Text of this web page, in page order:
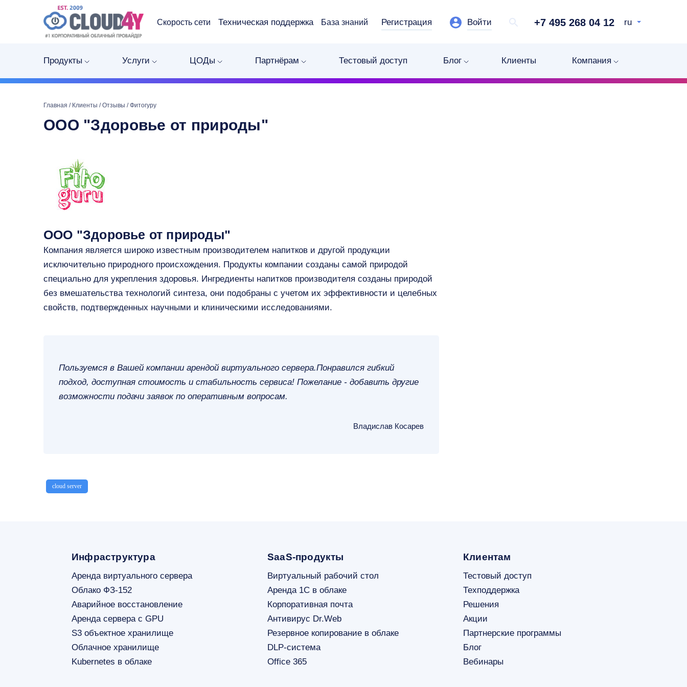
Скорость сети Техническая поддержка База знаний Регистрация Войти +7 495 268 04 12 ru
Продукты Услуги ЦОДы Партнёрам Тестовый доступ Блог Клиенты Компания
Главная / Клиенты /Отзывы /Фитогуру
ООО "Здоровье от природы"
ООО "Здоровье от природы"
Компания является широко известным производителем напитков и другой продукции
исключительно природного происхождения. Продукты компании созданы самой природой
специально для укрепления здоровья. Ингредиенты напитков производителя созданы природой
без вмешательства технологий синтеза, они подобраны с учетом их эффективности и целебных
свойств, подтвержденных научными и клиническими исследованиями.
Пользуемся в Вашей компании арендой виртуального сервера.Понравился гибкий
подход, доступная стоимость и стабильность сервиса! Пожелание - добавить другие
возможности подачи заявок по оперативным вопросам.
Владислав Косарев
cloud server
Инфраструктура
Аренда виртуального сервера
Облако ФЗ-152
Аварийное восстановление
Аренда сервера с GPU
S3 объектное хранилище
Облачное хранилище
Kubernetes в облаке
SaaS-продукты
Виртуальный рабочий стол
Аренда 1С в облаке
Корпоративная почта
Антивирус Dr.Web
Резервное копирование в облаке
DLP-система
Office 365
Клиентам
Тестовый доступ
Техподдержка
Решения
Акции
Партнерские программы
Блог
Вебинары